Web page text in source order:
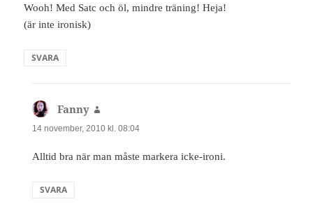
Wooh! Med Satc och öl, mindre träning! Heja!
(är inte ironisk)
SVARA
Fanny
14 november, 2010 kl. 08:04
Alltid bra när man måste markera icke-ironi.
SVARA